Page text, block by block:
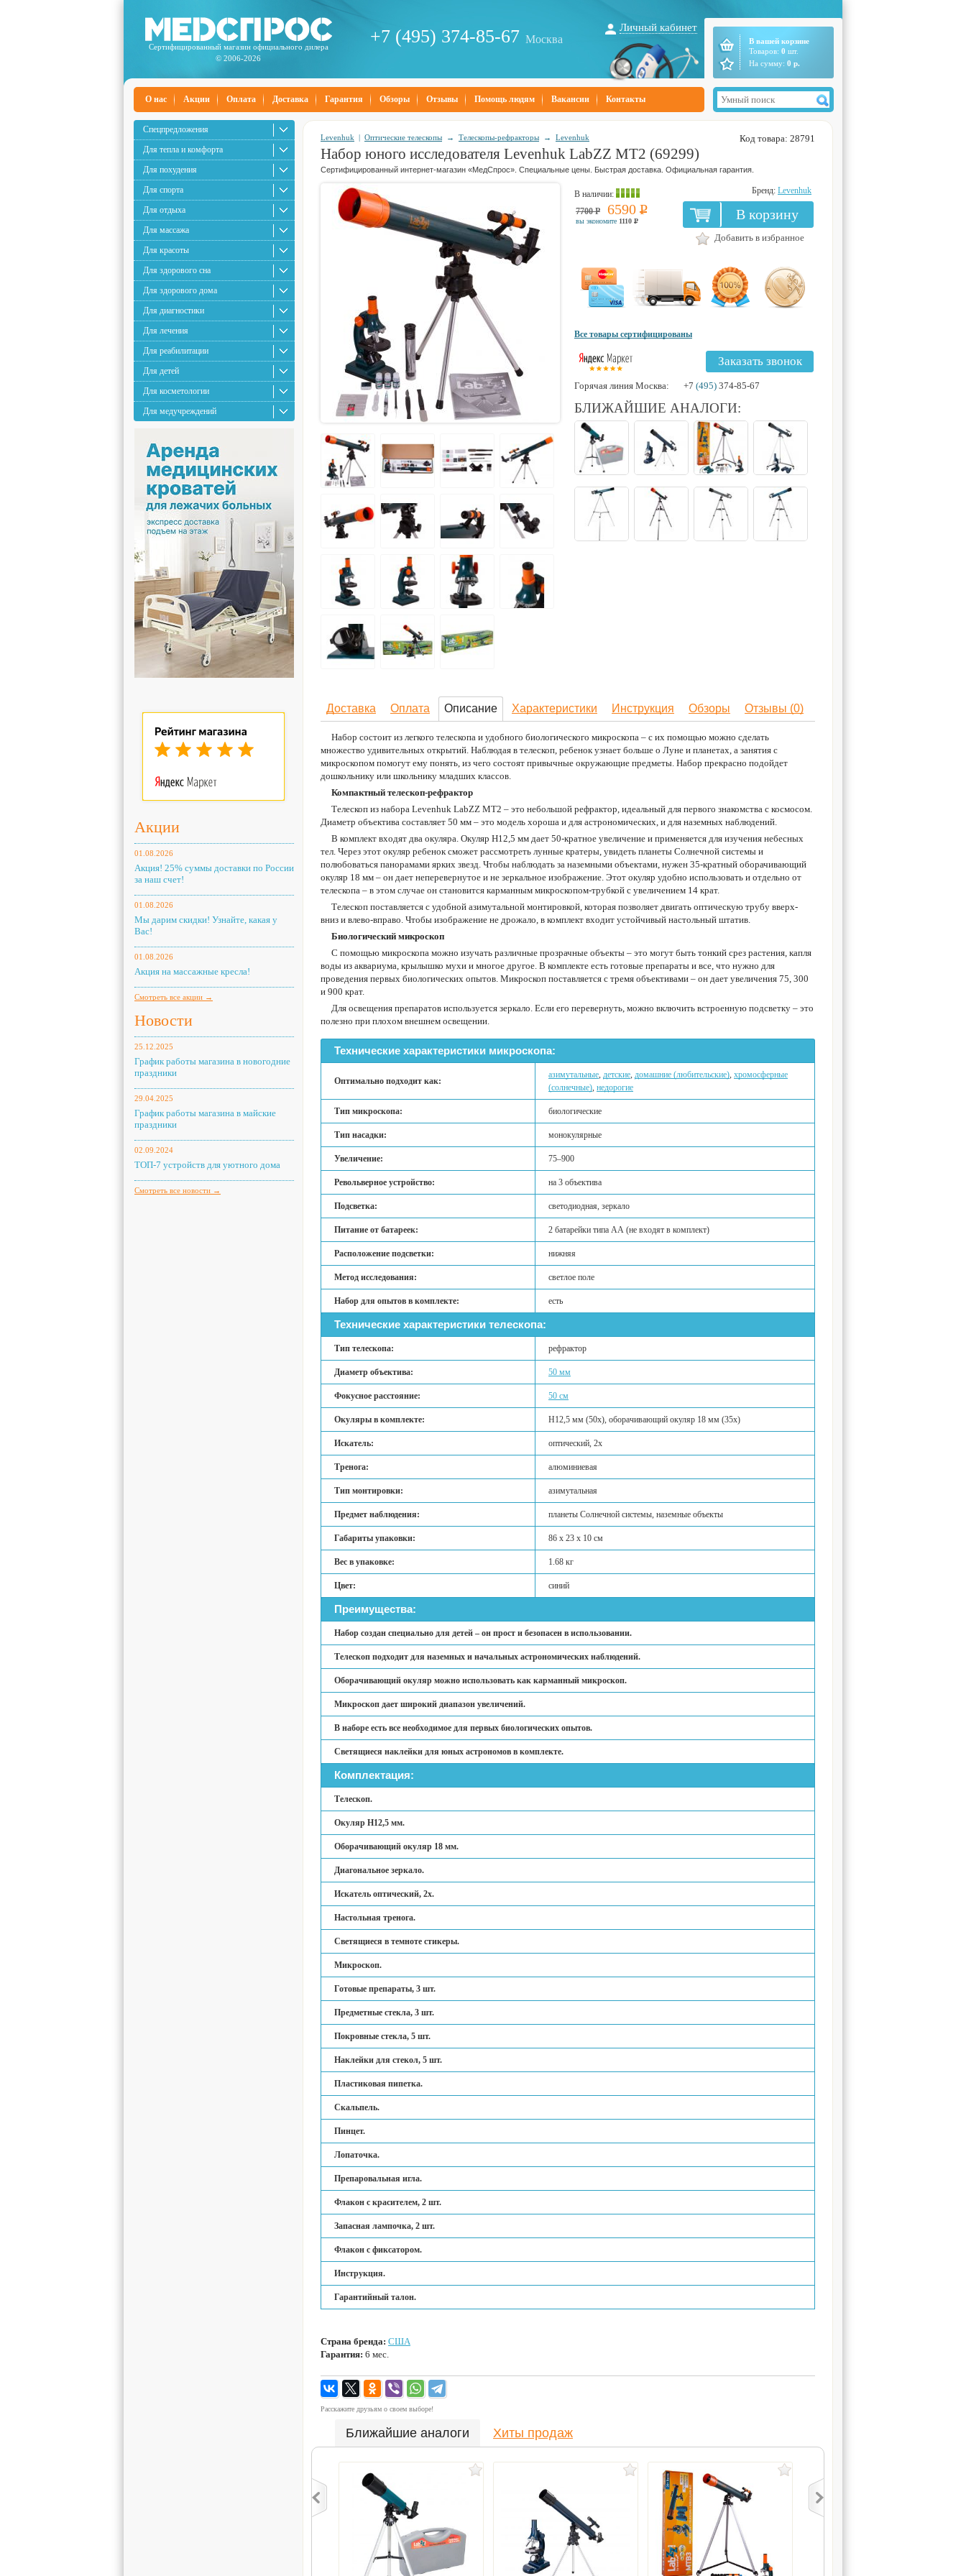
Сертифицированный магазин официального дилера
© 2006-2026
+7 (495) 374-85-67 Москва
Личный кабинет
В вашей корзине
Товаров: 0 шт.
На сумму: 0 р.
О нас Акции Оплата Доставка Гарантия Обзоры Отзывы Помощь людям Вакансии Контакты
Спецпредложения
Для тепла и комфорта
Для похудения
Для спорта
Для отдыха
Для массажа
Для красоты
Для здорового сна
Для здорового дома
Для диагностики
Для лечения
Для реабилитации
Для детей
Для косметологии
Для медучреждений
Акции
01.08.2026
Акция! 25% суммы доставки по России
за наш счет!
01.08.2026
Мы дарим скидки! Узнайте, какая у
Вас!
01.08.2026
Акция на массажные кресла!
Смотреть все акции →
Новости
25.12.2025
График работы магазина в новогодние
праздники
29.04.2025
График работы магазина в майские
праздники
02.09.2024
ТОП-7 устройств для уютного дома
Смотреть все новости →
Код товара: 28791
Levenhuk | Оптические телескопы → Телескопы-рефракторы → Levenhuk
Набор юного исследователя Levenhuk LabZZ MT2 (69299)
Сертифицированный интернет-магазин «МедСпрос». Специальные цены. Быстрая доставка. Официальная гарантия.
В наличии: Бренд: Levenhuk
7700 Р 6590 Р
вы экономите 1110 Р В корзину
Добавить в избранное
Все товары сертифицированы
Заказать звонок
Горячая линия Москва: +7 (495) 374-85-67
БЛИЖАЙШИЕ АНАЛОГИ:
Доставка Оплата Описание Характеристики Инструкция Обзоры Отзывы (0)
Набор состоит из легкого телескопа и удобного биологического микроскопа – с их помощью можно сделать
множество удивительных открытий. Наблюдая в телескоп, ребенок узнает больше о Луне и планетах, а занятия с
микроскопом помогут ему понять, из чего состоят привычные окружающие предметы. Набор прекрасно подойдет
дошкольнику или школьнику младших классов.
Компактный телескоп-рефрактор
Телескоп из набора Levenhuk LabZZ MT2 – это небольшой рефрактор, идеальный для первого знакомства с космосом.
Диаметр объектива составляет 50 мм – это модель хороша и для астрономических, и для наземных наблюдений.
В комплект входят два окуляра. Окуляр H12,5 мм дает 50-кратное увеличение и применяется для изучения небесных
тел. Через этот окуляр ребенок сможет рассмотреть лунные кратеры, увидеть планеты Солнечной системы и
полюбоваться панорамами ярких звезд. Чтобы наблюдать за наземными объектами, нужен 35-кратный оборачивающий
окуляр 18 мм – он дает неперевернутое и не зеркальное изображение. Этот окуляр удобно использовать и отдельно от
телескопа – в этом случае он становится карманным микроскопом-трубкой с увеличением 14 крат.
Телескоп поставляется с удобной азимутальной монтировкой, которая позволяет двигать оптическую трубу вверх-
вниз и влево-вправо. Чтобы изображение не дрожало, в комплект входит устойчивый настольный штатив.
Биологический микроскоп
С помощью микроскопа можно изучать различные прозрачные объекты – это могут быть тонкий срез растения, капля
воды из аквариума, крылышко мухи и многое другое. В комплекте есть готовые препараты и все, что нужно для
проведения первых биологических опытов. Микроскоп поставляется с тремя объективами – он дает увеличения 75, 300
и 900 крат.
Для освещения препаратов используется зеркало. Если его перевернуть, можно включить встроенную подсветку – это
полезно при плохом внешнем освещении.
Технические характеристики микроскопа:
Оптимально подходит как:
азимутальные, детские, домашние (любительские), хромосферные
(солнечные), недорогие
Тип микроскопа: биологические
Тип насадки: монокулярные
Увеличение: 75–900
Револьверное устройство: на 3 объектива
Подсветка: светодиодная, зеркало
Питание от батареек: 2 батарейки типа АА (не входят в комплект)
Расположение подсветки: нижняя
Метод исследования: светлое поле
Набор для опытов в комплекте: есть
Технические характеристики телескопа:
Тип телескопа: рефрактор
Диаметр объектива: 50 мм
Фокусное расстояние: 50 см
Окуляры в комплекте: H12,5 мм (50x), оборачивающий окуляр 18 мм (35x)
Искатель: оптический, 2x
Тренога: алюминиевая
Тип монтировки: азимутальная
Предмет наблюдения: планеты Солнечной системы, наземные объекты
Габариты упаковки: 86 x 23 x 10 см
Вес в упаковке: 1.68 кг
Цвет: синий
Преимущества:
Набор создан специально для детей – он прост и безопасен в использовании.
Телескоп подходит для наземных и начальных астрономических наблюдений.
Оборачивающий окуляр можно использовать как карманный микроскоп.
Микроскоп дает широкий диапазон увеличений.
В наборе есть все необходимое для первых биологических опытов.
Светящиеся наклейки для юных астрономов в комплекте.
Комплектация:
Телескоп.
Окуляр H12,5 мм.
Оборачивающий окуляр 18 мм.
Диагональное зеркало.
Искатель оптический, 2x.
Настольная тренога.
Светящиеся в темноте стикеры.
Микроскоп.
Готовые препараты, 3 шт.
Предметные стекла, 3 шт.
Покровные стекла, 5 шт.
Наклейки для стекол, 5 шт.
Пластиковая пипетка.
Скальпель.
Пинцет.
Лопаточка.
Препаровальная игла.
Флакон с красителем, 2 шт.
Запасная лампочка, 2 шт.
Флакон с фиксатором.
Инструкция.
Гарантийный талон.
Страна бренда: США
Гарантия: 6 мес.
Расскажите друзьям о своем выборе!
Ближайшие аналоги Хиты продаж